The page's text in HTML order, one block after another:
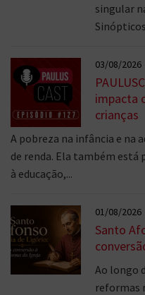
singular
03/08/2026
impacta
crianças
A pobreza na infância e na
de renda. Ela também está
à educação,...
01/08/2026
Santo
Ao longo
reformas